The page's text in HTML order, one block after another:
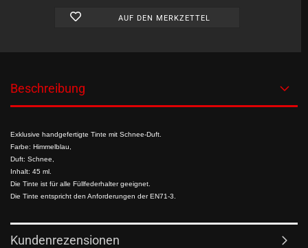
AUF DEN MERKZETTEL
Beschreibung
Exklusive handgefertigte Tinte mit Schnee-Duft.
Farbe: Himmelblau,
Duft: Schnee,
Inhalt: 45 ml.
Die Tinte ist für alle Füllfederhalter geeignet.
Die Tinte entspricht den Anforderungen der EN71-3.
Kundenrezensionen